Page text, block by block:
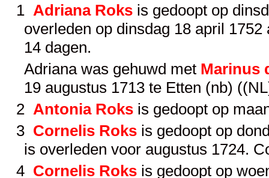
1 Adriana Roks is gedoopt op
overleden op dinsdag 18 april
14 dagen.
Adriana was gehuwd met Marinus
19 augustus 1713 te Etten (nb)
2 Antonia Roks is gedoopt op
3 Cornelis Roks is gedoopt op
is overleden voor augustus 1724.
4 Cornelis Roks is gedoopt op